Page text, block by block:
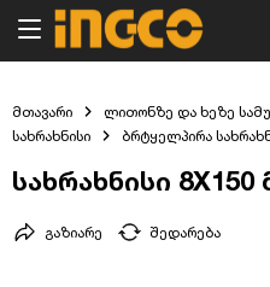
მთავარი
ლითონზე და ხეზე
სახრახნისი
ბრტყელპირა
სახრახნისი 8X150
შედარება
გაზიარე